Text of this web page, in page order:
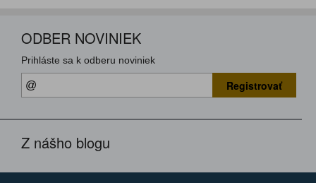
ODBER NOVINIEK
Prihláste sa k odberu noviniek
Registrovať
Z nášho blogu